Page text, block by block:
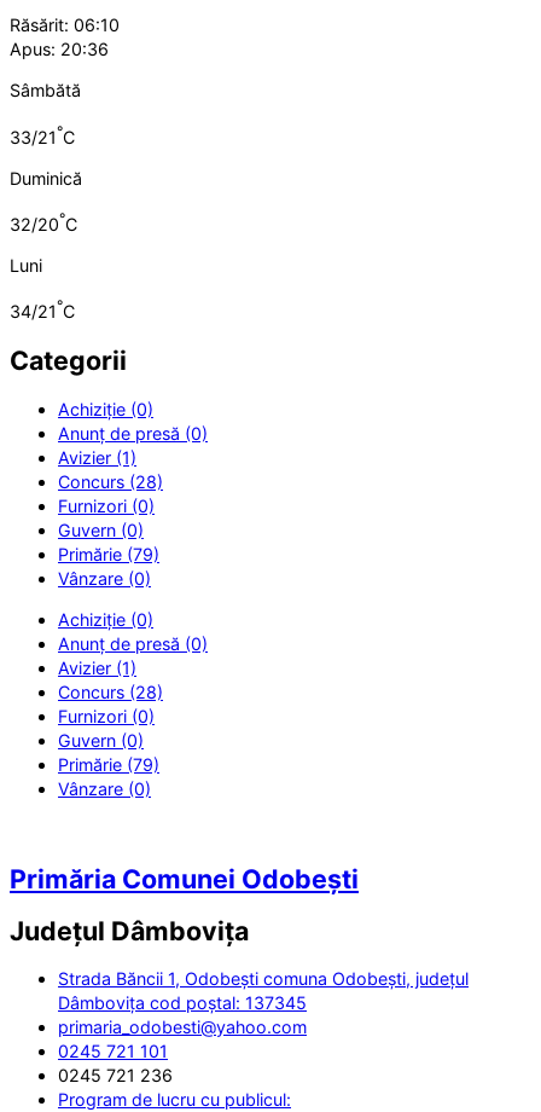
Răsărit: 06:10
Apus: 20:36
Sâmbătă
33/21°C
Duminică
32/20°C
Luni
34/21°C
Categorii
Achiziție (0)
Anunț de presă (0)
Avizier (1)
Concurs (28)
Furnizori (0)
Guvern (0)
Primărie (79)
Vânzare (0)
Achiziție (0)
Anunț de presă (0)
Avizier (1)
Concurs (28)
Furnizori (0)
Guvern (0)
Primărie (79)
Vânzare (0)
Primăria Comunei Odobești
Județul Dâmbovița
Strada Băncii 1, Odobești comuna Odobești, județul
Dâmbovița cod poștal: 137345
primaria_odobesti@yahoo.com
0245 721 101
0245 721 236
Program de lucru cu publicul: